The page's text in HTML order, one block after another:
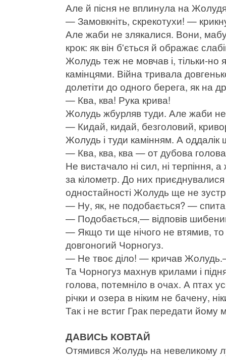
Але й пісня не вплинула на
— Замовкніть, скрекотухи! —
Але жаби не злякалися. Вони,
крок: як він б'ється й ображає
Жолудь теж не мовчав і, тільки-но
камінцями. Війна тривала
долетіти до одного берега, як на
— Ква, ква! Рука крива!
Жолудь жбурляв туди. Але жаби
— Кидай, кидай, безголовий,
Жолудь і туди камінням. А
— Ква, ква, ква — от дубова
Не вистачало ні сил, ні терпіння,
за кілометр. До них приєднувалися
одностайності Жолудь ще не
— Ну, як, не подобається? —
— Подобається,— відповів
— Якщо ти ще нічого не втямив,
довгоногий Чорногуз.
— Не твоє діло! — кричав
Та Чорногуз махнув крилами і
голова, потемніло в очах. А птах
річки и озера в ніким не бачену,
Так і не встиг Грак передати йому
ДАВИСЬ КОВТАЙ
Отямився Жолудь на невеликому